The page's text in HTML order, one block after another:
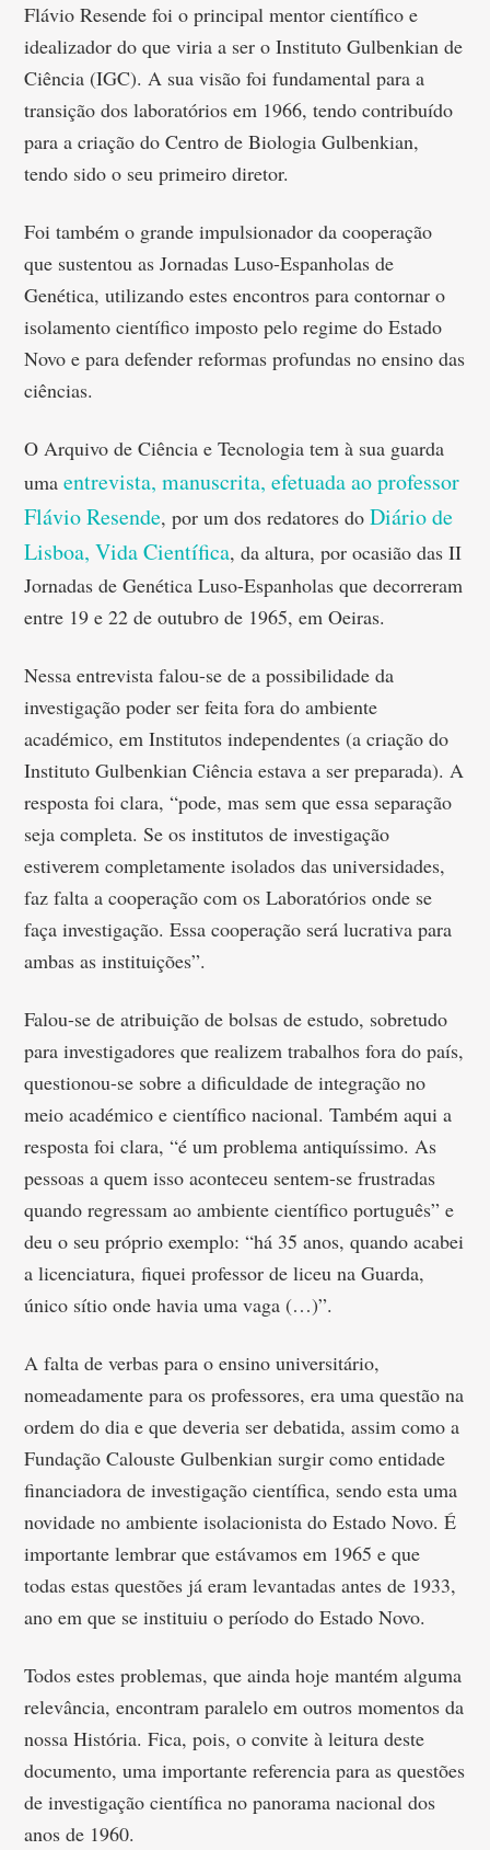
Flávio Resende foi o principal mentor científico e
idealizador do que viria a ser o Instituto Gulbenkian de
Ciência (IGC). A sua visão foi fundamental para a
transição dos laboratórios em 1966, tendo contribuído
para a criação do Centro de Biologia Gulbenkian,
tendo sido o seu primeiro diretor.
Foi também o grande impulsionador da cooperação
que sustentou as Jornadas Luso-Espanholas de
Genética, utilizando estes encontros para contornar o
isolamento científico imposto pelo regime do Estado
Novo e para defender reformas profundas no ensino das
ciências.
O Arquivo de Ciência e Tecnologia tem à sua guarda
umaentrevista, manuscrita, efetuada ao professor
Flávio Resende, por um dos redatores doDiário de
Lisboa, Vida Científica, da altura, por ocasião das II
Jornadas de Genética Luso-Espanholas que decorreram
entre 19 e 22 de outubro de 1965, em Oeiras.
Nessa entrevista falou-se de a possibilidade da
investigação poder ser feita fora do ambiente
académico, em Institutos independentes (a criação do
Instituto Gulbenkian Ciência estava a ser preparada). A
resposta foi clara, “pode, mas sem que essa separação
seja completa. Se os institutos de investigação
estiverem completamente isolados das universidades,
faz falta a cooperação com os Laboratórios onde se
faça investigação. Essa cooperação será lucrativa para
ambas as instituições”.
Falou-se de atribuição de bolsas de estudo, sobretudo
para investigadores que realizem trabalhos fora do país,
questionou-se sobre a dificuldade de integração no
meio académico e científico nacional. Também aqui a
resposta foi clara, “é um problema antiquíssimo. As
pessoas a quem isso aconteceu sentem-se frustradas
quando regressam ao ambiente científico português” e
deu o seu próprio exemplo: “há 35 anos, quando acabei
a licenciatura, fiquei professor de liceu na Guarda,
único sítio onde havia uma vaga (…)”.
A falta de verbas para o ensino universitário,
nomeadamente para os professores, era uma questão na
ordem do dia e que deveria ser debatida, assim como a
Fundação Calouste Gulbenkian surgir como entidade
financiadora de investigação científica, sendo esta uma
novidade no ambiente isolacionista do Estado Novo. É
importante lembrar que estávamos em 1965 e que
todas estas questões já eram levantadas antes de 1933,
ano em que se instituiu o período do Estado Novo.
Todos estes problemas, que ainda hoje mantém alguma
relevância, encontram paralelo em outros momentos da
nossa História. Fica, pois, o convite à leitura deste
documento, uma importante referencia para as questões
de investigação científica no panorama nacional dos
anos de 1960.